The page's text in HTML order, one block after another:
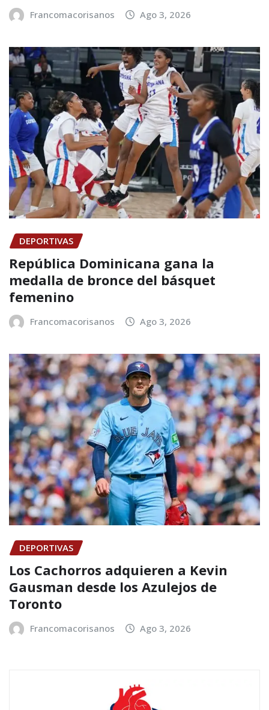
Francomacorisanos Ago 3, 2026
DEPORTIVAS
República Dominicana gana la
medalla de bronce del básquet
femenino
Francomacorisanos Ago 3, 2026
DEPORTIVAS
Los Cachorros adquieren a Kevin
Gausman desde los Azulejos de
Toronto
Francomacorisanos Ago 3, 2026